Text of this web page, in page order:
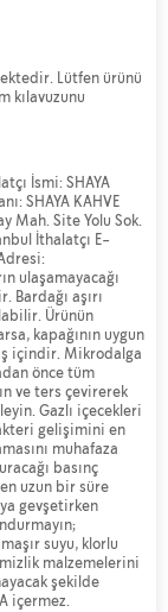
Lütfen ürünü
kılavuzunu
İsmi: SHAYA
SHAYA KAHVE
Mah. Site Yolu Sok.
İthalatçı E-
ulaşamayacağı
Bardağı aşırı
Ürünün
kapağının uygun
içindir. Mikrodalga
önce tüm
ve ters çevirerek
Gazlı içecekleri
gelişimini en
muhafaza
basınç
uzun bir süre
gevşetirken
suyu, klorlu
malzemelerini
şekilde
içermez.